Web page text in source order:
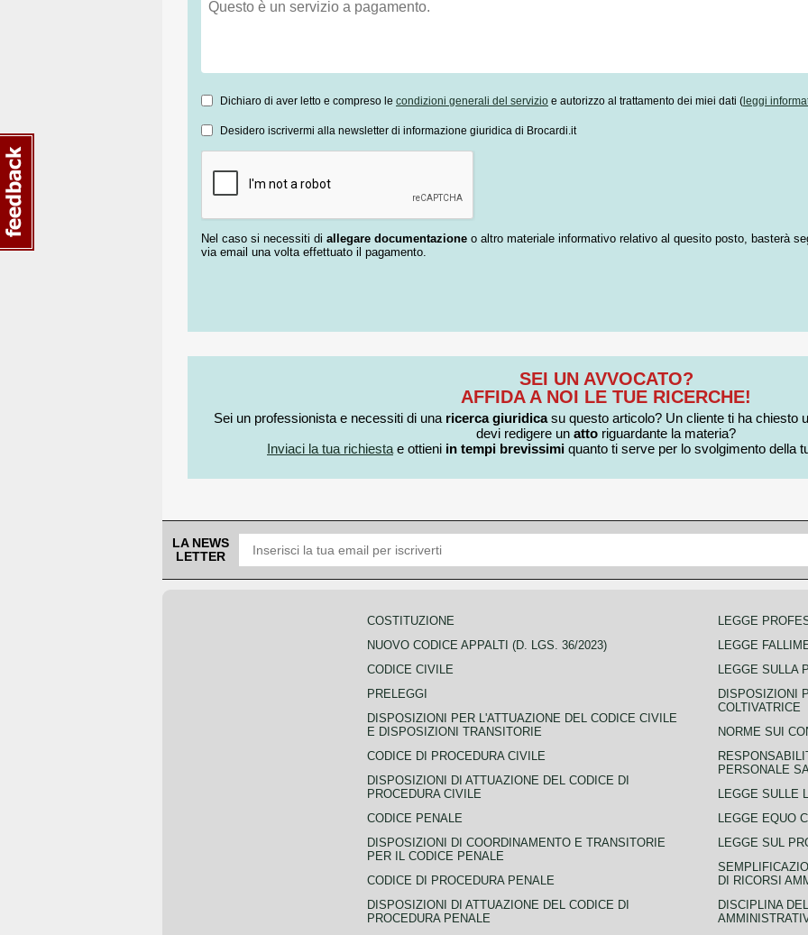
Dichiaro di aver letto e compreso le condizioni generali del servizio e autorizzo al trattamento dei miei dati ( leggi
Desidero iscrivermi alla newsletter di informazione giuridica di Brocardi.it
Nel caso si necessiti di allegare documentazione o altro materiale informativo relativo al quesito posto, basterà
via email una volta effettuato il pagamento.
SEI UN AVVOCATO?
AFFIDA A NOI LE TUE RICERCHE!
Sei un professionista e necessiti di una ricerca giuridicasu questo articolo? Un cliente ti ha chiesto
devi redigere un atto riguardante la materia?
Inviaci la tua richiesta e ottieni in tempi brevissimi quanto ti serve per lo svolgimento della
LA NEWS
LETTER
COSTITUZIONE
NUOVO CODICE APPALTI (D. LGS. 36/2023)
CODICE CIVILE
PRELEGGI
DISPOSIZIONI PER L'ATTUAZIONE DEL CODICE CIVILE
E DISPOSIZIONI TRANSITORIE
CODICE DI PROCEDURA CIVILE
DISPOSIZIONI DI ATTUAZIONE DEL CODICE DI
PROCEDURA CIVILE
CODICE PENALE
DISPOSIZIONI DI COORDINAMENTO E TRANSITORIE
PER IL CODICE PENALE
CODICE DI PROCEDURA PENALE
DISPOSIZIONI DI ATTUAZIONE DEL CODICE DI
PROCEDURA PENALE
LEGGE
LEGGE
LEGGE SULLA
DISPOSIZIONI
COLTIVATRICE
NORME SUI
PERSONALE
LEGGE SULLE
LEGGE EQUO
LEGGE SUL
DI RICORSI
DISCIPLINA